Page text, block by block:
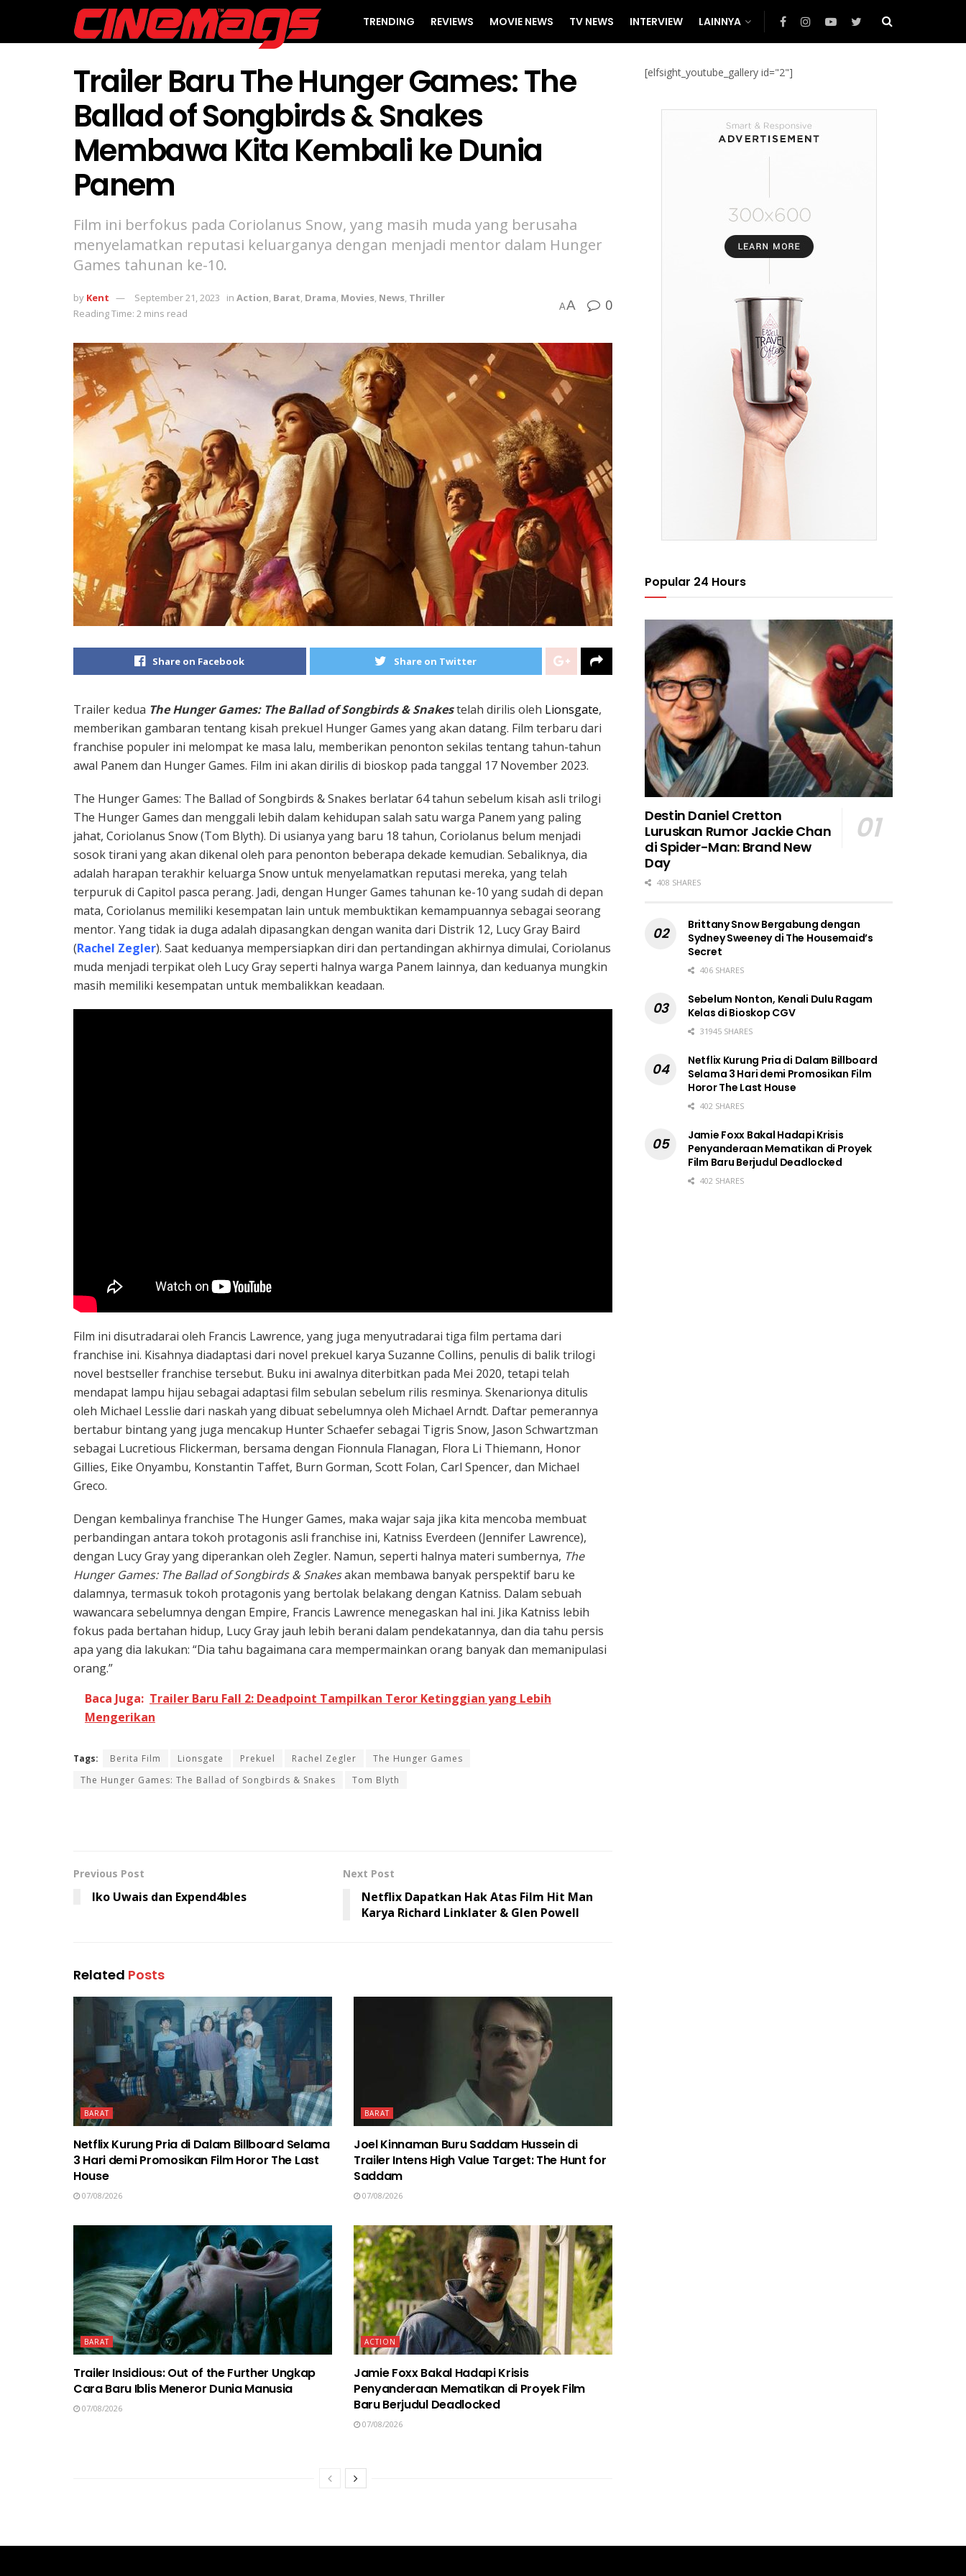
TRENDING REVIEWS MOVIE NEWS TV NEWS INTERVIEW LAINNYA
Trailer Baru The Hunger Games: The
Ballad of Songbirds & Snakes
Membawa Kita Kembali ke Dunia
Panem
Film ini berfokus pada Coriolanus Snow, yang masih muda yang berusaha
menyelamatkan reputasi keluarganya dengan menjadi mentor dalam Hunger
Games tahunan ke-10.
by Kent September 21, 2023 in Action, Barat, Drama, Movies, News, Thriller
Reading Time: 2 mins read
AA 0
Share on Facebook Share on Twitter
Trailer kedua The Hunger Games: The Ballad of Songbirds & Snakestelah dirilis oleh Lionsgate,
memberikan gambaran tentang kisah prekuel Hunger Games yang akan datang. Film terbaru dari
franchise populer ini melompat ke masa lalu, memberikan penonton sekilas tentang tahun-tahun
awal Panem dan Hunger Games. Film ini akan dirilis di bioskop pada tanggal 17 November 2023.
The Hunger Games: The Ballad of Songbirds & Snakes berlatar 64 tahun sebelum kisah asli trilogi
The Hunger Games dan menggali lebih dalam kehidupan salah satu warga Panem yang paling
jahat, Coriolanus Snow (Tom Blyth). Di usianya yang baru 18 tahun, Coriolanus belum menjadi
sosok tirani yang akan dikenal oleh para penonton beberapa dekade kemudian. Sebaliknya, dia
adalah harapan terakhir keluarga Snow untuk menyelamatkan reputasi mereka, yang telah
terpuruk di Capitol pasca perang. Jadi, dengan Hunger Games tahunan ke-10 yang sudah di depan
mata, Coriolanus memiliki kesempatan lain untuk membuktikan kemampuannya sebagai seorang
mentor. Yang tidak ia duga adalah dipasangkan dengan wanita dari Distrik 12, Lucy Gray Baird
(Rachel Zegler). Saat keduanya mempersiapkan diri dan pertandingan akhirnya dimulai, Coriolanus
muda menjadi terpikat oleh Lucy Gray seperti halnya warga Panem lainnya, dan keduanya mungkin
masih memiliki kesempatan untuk membalikkan keadaan.
Film ini disutradarai oleh Francis Lawrence, yang juga menyutradarai tiga film pertama dari
franchise ini. Kisahnya diadaptasi dari novel prekuel karya Suzanne Collins, penulis di balik trilogi
novel bestseller franchise tersebut. Buku ini awalnya diterbitkan pada Mei 2020, tetapi telah
mendapat lampu hijau sebagai adaptasi film sebulan sebelum rilis resminya. Skenarionya ditulis
oleh Michael Lesslie dari naskah yang dibuat sebelumnya oleh Michael Arndt. Daftar pemerannya
bertabur bintang yang juga mencakup Hunter Schaefer sebagai Tigris Snow, Jason Schwartzman
sebagai Lucretious Flickerman, bersama dengan Fionnula Flanagan, Flora Li Thiemann, Honor
Gillies, Eike Onyambu, Konstantin Taffet, Burn Gorman, Scott Folan, Carl Spencer, dan Michael
Greco.
Dengan kembalinya franchise The Hunger Games, maka wajar saja jika kita mencoba membuat
perbandingan antara tokoh protagonis asli franchise ini, Katniss Everdeen (Jennifer Lawrence),
dengan Lucy Gray yang diperankan oleh Zegler. Namun, seperti halnya materi sumbernya, The
Hunger Games: The Ballad of Songbirds & Snakesakan membawa banyak perspektif baru ke
dalamnya, termasuk tokoh protagonis yang bertolak belakang dengan Katniss. Dalam sebuah
wawancara sebelumnya dengan Empire, Francis Lawrence menegaskan hal ini. Jika Katniss lebih
fokus pada bertahan hidup, Lucy Gray jauh lebih berani dalam pendekatannya, dan dia tahu persis
apa yang dia lakukan: “Dia tahu bagaimana cara mempermainkan orang banyak dan memanipulasi
orang.”
Baca Juga: Trailer Baru Fall 2: Deadpoint Tampilkan Teror Ketinggian yang Lebih
Mengerikan
Tags: Berita Film Lionsgate Prekuel Rachel Zegler
The Hunger Games
The Hunger Games: The Ballad of Songbirds & Snakes
Tom Blyth
Previous Post
Iko Uwais dan Expend4bles
Next Post
Netflix Dapatkan Hak Atas Film Hit Man
Karya Richard Linklater & Glen Powell
Related Posts
BARAT
Netflix Kurung Pria di Dalam Billboard Selama
3 Hari demi Promosikan Film Horor The Last
House
07/08/2026
BARAT
Joel Kinnaman Buru Saddam Hussein di
Trailer Intens High Value Target: The Hunt for
Saddam
07/08/2026
BARAT
Trailer Insidious: Out of the Further Ungkap
Cara Baru Iblis Meneror Dunia Manusia
07/08/2026
ACTION
Jamie Foxx Bakal Hadapi Krisis
Penyanderaan Mematikan di Proyek Film
Baru Berjudul Deadlocked
07/08/2026
[elfsight_youtube_gallery id="2"]
Popular 24 Hours
Destin Daniel Cretton
Luruskan Rumor Jackie Chan
di Spider-Man: Brand New
Day
408 SHARES
Brittany Snow Bergabung dengan
Sydney Sweeney di The Housemaid’s
Secret
406 SHARES
Sebelum Nonton, Kenali Dulu Ragam
Kelas di Bioskop CGV
31945 SHARES
Netflix Kurung Pria di Dalam Billboard
Selama 3 Hari demi Promosikan Film
Horor The Last House
402 SHARES
Jamie Foxx Bakal Hadapi Krisis
Penyanderaan Mematikan di Proyek
Film Baru Berjudul Deadlocked
402 SHARES